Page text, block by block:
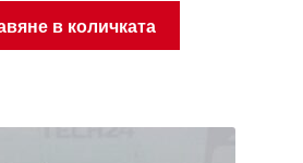
в количката